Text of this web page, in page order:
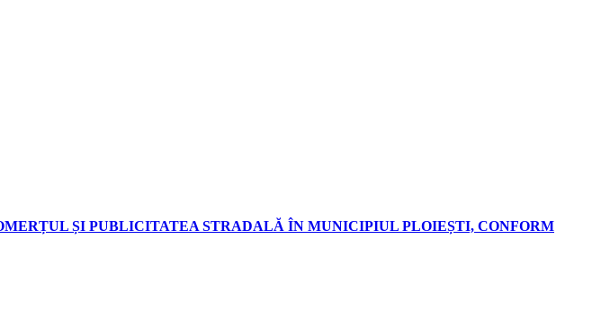
ȘI PUBLICITATEA STRADALĂ ÎN MUNICIPIUL PLOIEȘTI, CONFORM